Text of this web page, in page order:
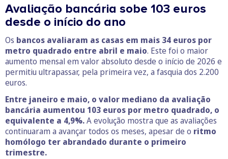
Avaliação bancária sobe 103 euros
desde o início do ano
Os bancos avaliaram as casas em mais 34 euros por
metro quadrado entre abril e maio. Este foi o maior
aumento mensal em valor absoluto desde o início de 2026 e
permitiu ultrapassar, pela primeira vez, a fasquia dos 2.200
euros.
Entre janeiro e maio, o valor mediano da avaliação
bancária aumentou 103 euros por metro quadrado, o
equivalente a 4,9%.A evolução mostra que as avaliações
continuaram a avançar todos os meses, apesar de o ritmo
homólogo ter abrandado durante o primeiro
trimestre.